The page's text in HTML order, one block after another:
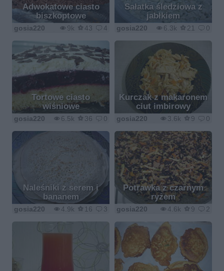
Adwokatowe ciasto
biszkoptowe
9k 43 4
gosia220
Sałatka śledziowa z
jabłkiem
6.3k 21 0
gosia220
Tortowe ciasto
wiśniowe
6.5k 36 0
gosia220
Kurczak z makaronem
ciut imbirowy
3.6k 9 0
gosia220
Naleśniki z serem i
bananem
4.9k 16 3
gosia220
Potrawka z czarnym
ryżem
4.6k 9 2
gosia220